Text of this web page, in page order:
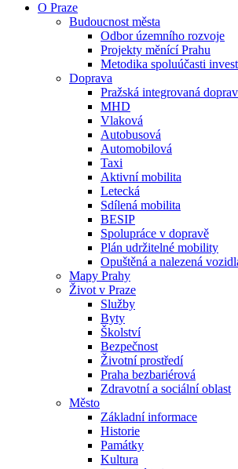
O Praze
Budoucnost města
Odbor územního rozvoje
Projekty měnící Prahu
Metodika spoluúčasti
Doprava
Pražská integrovaná
MHD
Vlaková
Autobusová
Automobilová
Taxi
Aktivní mobilita
Letecká
Sdílená mobilita
BESIP
Spolupráce v dopravě
Plán udržitelné mobility
Opuštěná a nalezená
Mapy Prahy
Život v Praze
Služby
Byty
Školství
Bezpečnost
Životní prostředí
Praha bezbariérová
Zdravotní a sociální oblast
Město
Základní informace
Historie
Památky
Kultura